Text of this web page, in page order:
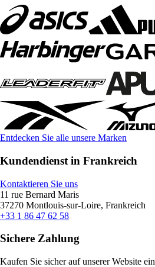
Entdecken Sie alle unsere Marken
Kundendienst in Frankreich
Kontaktieren Sie uns
11 rue Bernard Maris
37270 Montlouis-sur-Loire, Frankreich
+33 1 86 47 62 58
Sichere Zahlung
Kaufen Sie sicher auf unserer Website ein